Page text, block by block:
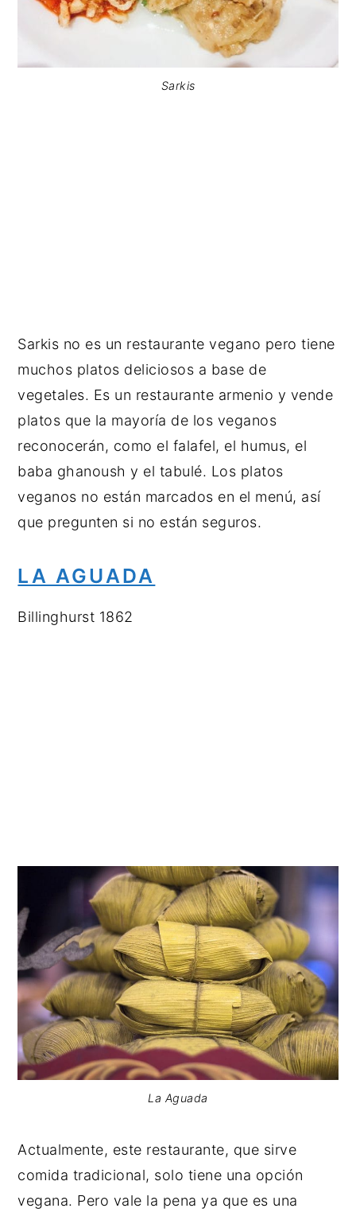
Sarkis
Sarkis no es un restaurante vegano pero tiene
muchos platos deliciosos a base de
vegetales. Es un restaurante armenio y vende
platos que la mayoría de los veganos
reconocerán, como el falafel, el humus, el
baba ghanoush y el tabulé. Los platos
veganos no están marcados en el menú, así
que pregunten si no están seguros.
LA AGUADA
Billinghurst 1862
La Aguada
Actualmente, este restaurante, que sirve
comida tradicional, solo tiene una opción
vegana. Pero vale la pena ya que es una